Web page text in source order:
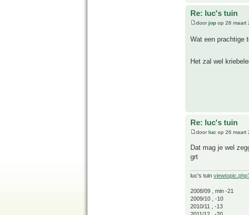
Re: luc's tuin
doorjop op 26 maart
Wat een prachtige
Het zal wel
Re: luc's tuin
doorluc op 26 maart
Dat mag je wel
grt
luc's tuin
2008/09 , min -21
2009/10 , -10
2010/11 , -13